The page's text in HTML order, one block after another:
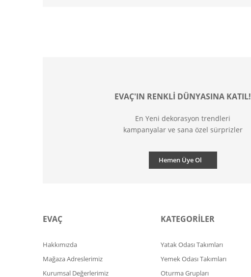
EVAÇ'IN RENKLİ DÜNYASINA KATIL!
En Yeni dekorasyon trendleri
kampanyalar ve sana özel sürprizler
Hemen Üye Ol
EVAÇ
Hakkımızda
Mağaza Adreslerimiz
Kurumsal Değerlerimiz
KATEGORİLER
Yatak Odası Takımları
Yemek Odası Takımları
Oturma Grupları